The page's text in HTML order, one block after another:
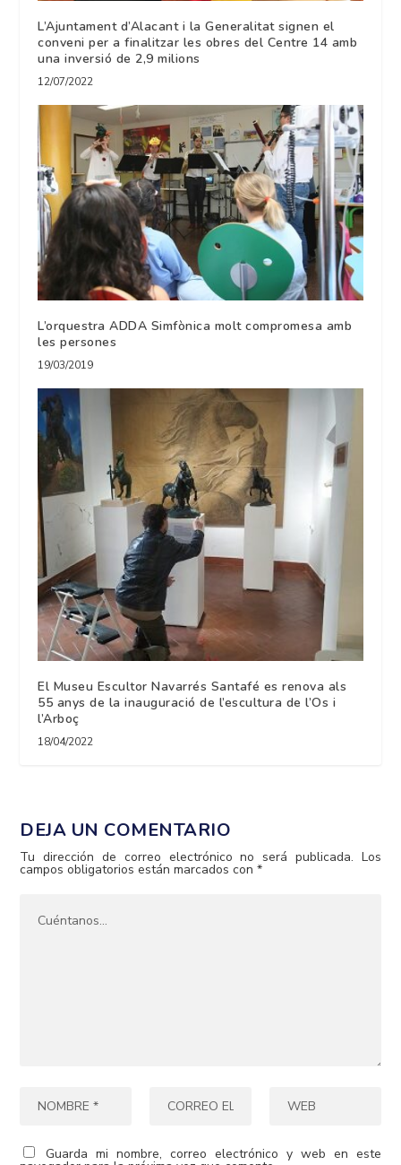
L’Ajuntament d’Alacant i la Generalitat signen el
conveni per a finalitzar les obres del Centre 14 amb
una inversió de 2,9 milions
12/07/2022
L’orquestra ADDA Simfònica molt compromesa amb
les persones
19/03/2019
El Museu Escultor Navarrés Santafé es renova als
55 anys de la inauguració de l’escultura de l’Os i
l’Arboç
18/04/2022
DEJA UN COMENTARIO
Tu dirección de correo electrónico no será publicada. Los
campos obligatorios están marcados con*
Guarda mi nombre, correo electrónico y web en este